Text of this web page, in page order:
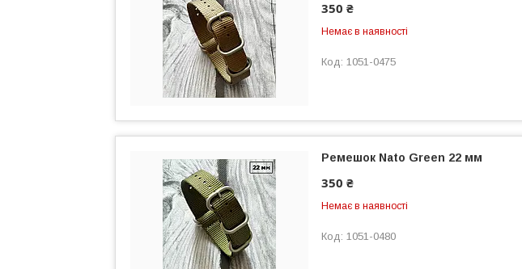
350 ₴
Немає в наявності
1051-0475
Ремешок Nato Green 22 мм
350 ₴
Немає в наявності
1051-0480